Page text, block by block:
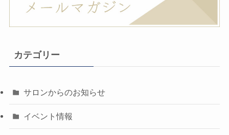
カテゴリー
サロンからのお知らせ
イベント情報